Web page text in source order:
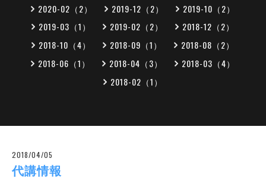
2020-02（2）
2019-12（2）
2019-10（2）
2019-03（1）
2019-02（2）
2018-12（2）
2018-10（4）
2018-09（1）
2018-08（2）
2018-06（1）
2018-04（3）
2018-03（4）
2018-02（1）
2018/04/05
代講情報